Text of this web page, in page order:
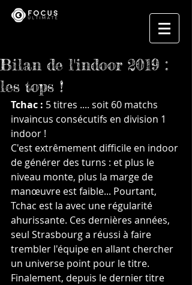
Bilan de l'indoor 2019 :
les tops !
Tchac : 5 titres .... soit 60 matchs
invaincus consécutifs en division 1
indoor !
C'est extrêmement difficile en indoor
de générer des turns : et plus le
niveau monte, plus la marge de
manœuvre est faible... Pourtant,
Tchac est la avec une régularité
ahurissante. Ces dernières années,
seul Strasbourg a réussi à faire
trembler l'équipe en allant chercher
un universe point pour le titre.
Finalement, depuis le dernier titre